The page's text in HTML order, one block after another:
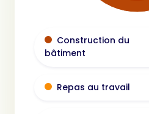
Construction du
bâtiment
Repas au travail